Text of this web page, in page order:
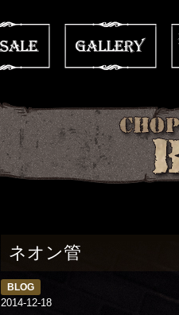
ネオン管
BLOG
2014-12-18